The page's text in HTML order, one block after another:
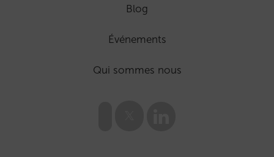
Blog
Événements
Qui sommes nous